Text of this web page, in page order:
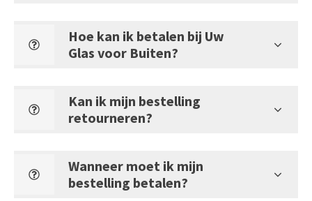
Hoe kan ik betalen bij Uw
Glas voor Buiten?
Kan ik mijn bestelling
retourneren?
Wanneer moet ik mijn
bestelling betalen?